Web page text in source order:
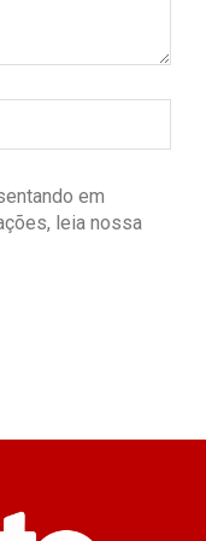
em
leia nossa